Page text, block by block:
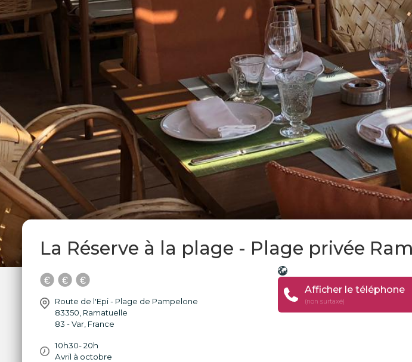
La Réserve à la plage - Plage privée
Route de l'Epi - Plage de Pampelone
83350 Ramatuelle
83 - Var France
10h30- 20h
Avril à octobre
Afficher le téléphone
(non surtaxé)